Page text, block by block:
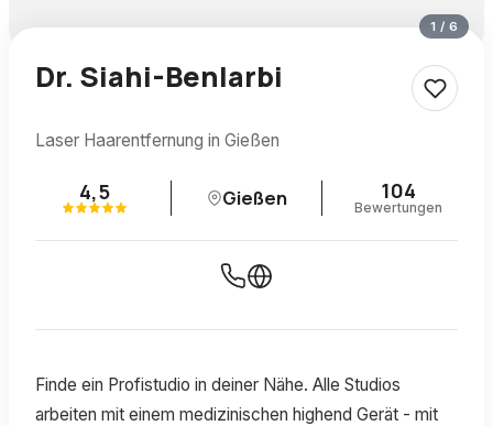
1 / 6
Dr. Siahi-Benlarbi
Laser Haarentfernung in Gießen
4,5 Gießen 104
Bewertungen
Finde ein Profistudio in deiner Nähe. Alle Studios
arbeiten mit einem medizinischen highend Gerät - mit